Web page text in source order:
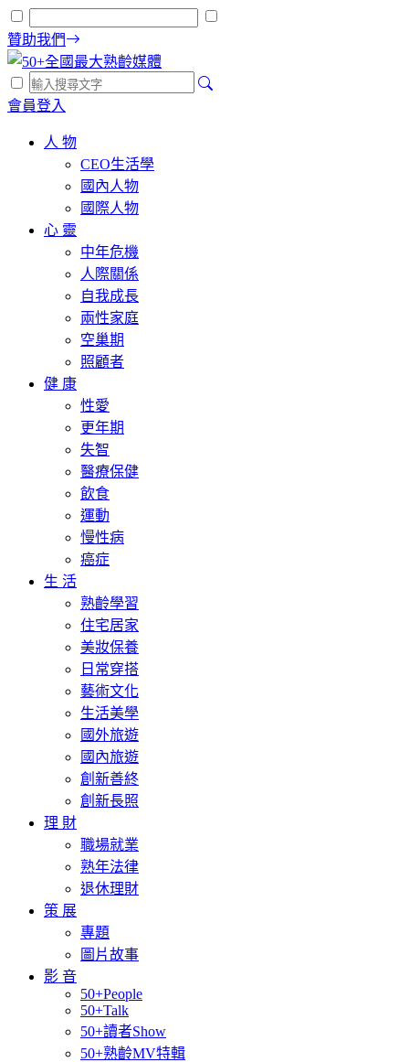
贊助我們
會員登入
人 物
CEO生活學
國內人物
國際人物
心 靈
中年危機
人際關係
自我成長
兩性家庭
空巢期
照顧者
健 康
性愛
更年期
失智
醫療保健
飲食
運動
慢性病
癌症
生 活
熟齡學習
住宅居家
美妝保養
日常穿搭
藝術文化
生活美學
國外旅遊
國內旅遊
創新善終
創新長照
理 財
職場就業
熟年法律
退休理財
策 展
專題
圖片故事
影 音
50+People
50+Talk
50+讀者Show
50+熟齡MV特輯